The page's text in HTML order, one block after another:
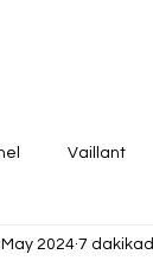
Vaillant
2024 7